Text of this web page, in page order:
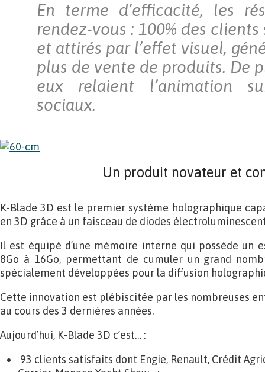
En terme d’efficacité, les
rendez-vous : 100% des
et attirés par l’effet visuel,
plus de vente de produits. De
eux relaient l’animation
sociaux.
Un produit novateur et
K-Blade 3D est le premier système holographique
en 3D grâce à un faisceau de diodes
Il est équipé d’une mémoire interne qui possède un
8Go à 16Go, permettant de cumuler un grand
spécialement développées pour la diffusion
Cette innovation est plébiscitée par les nombreuses
au cours des 3 dernières années.
Aujourd’hui, K-Blade 3D c’est… :
93 clients satisfaits dont Engie, Renault, Crédit